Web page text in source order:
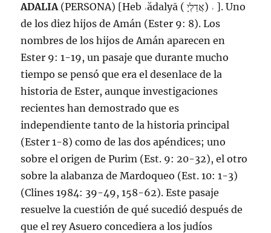
ADALIA(PERSONA) [Heb ˒ădalyā ( אֲדַלְיָ) ˒ ]. Uno
de los diez hijos de Amán (Ester 9: 8). Los
nombres de los hijos de Amán aparecen en
Ester 9: 1-19, un pasaje que durante mucho
tiempo se pensó que era el desenlace de la
historia de Ester, aunque investigaciones
recientes han demostrado que es
independiente tanto de la historia principal
(Ester 1-8) como de las dos apéndices; uno
sobre el origen de Purim (Est. 9: 20-32), el otro
sobre la alabanza de Mardoqueo (Est. 10: 1-3)
(Clines 1984: 39-49, 158-62). Este pasaje
resuelve la cuestión de qué sucedió después de
que el rey Asuero concediera a los judíos